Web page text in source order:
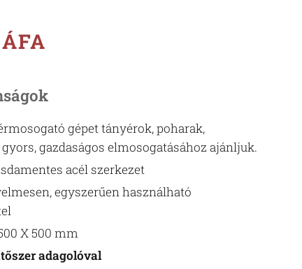
gépet tányérok, poharak,
gazdaságos elmosogatásához ajánljuk.
acél szerkezet
egyszerűen használható
X 500 mm
adagolóval